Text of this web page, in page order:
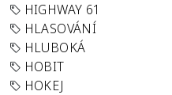
HIGHWAY 61
HLASOVÁNÍ
HLUBOKÁ
HOBIT
HOKEJ